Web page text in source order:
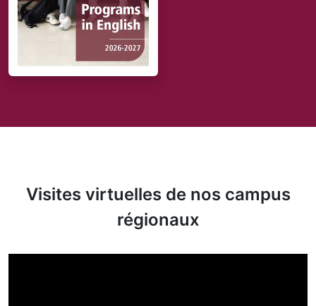
Visites virtuelles de nos campus
régionaux